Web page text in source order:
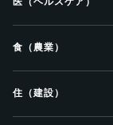
医（ヘルスケア）
食（農業）
住（建設）